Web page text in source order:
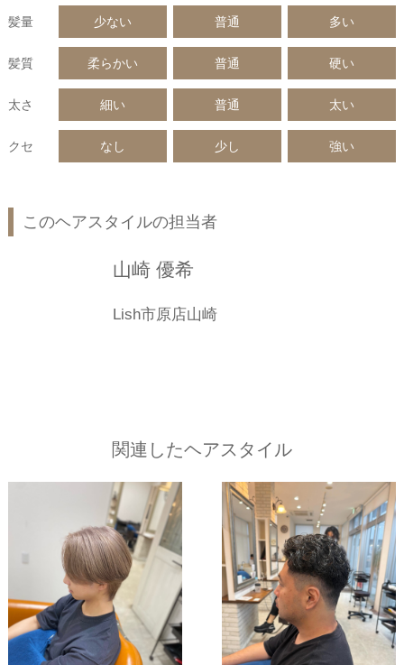
髪量 少ない 普通 多い
髪質 柔らかい 普通 硬い
太さ 細い 普通 太い
クセ なし 少し 強い
このヘアスタイルの担当者
山崎 優希
Lish市原店山崎
関連したヘアスタイル